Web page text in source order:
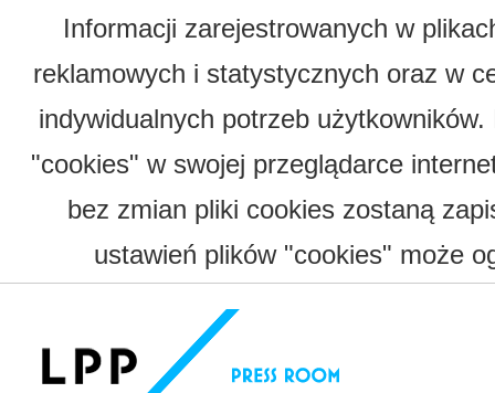
Informacji zarejestrowanych w
reklamowych i statystycznych oraz w
indywidualnych potrzeb
"cookies" w swojej przeglądarce
bez zmian pliki cookies zostaną
ustawień plików "cookies" może